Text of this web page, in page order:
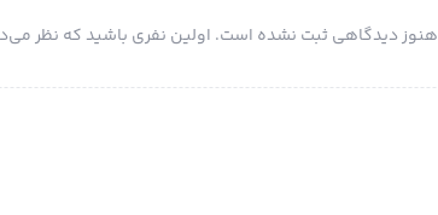
هنوز دیدگاهی ثبت نشده است. اولین نفری باشید که نظر